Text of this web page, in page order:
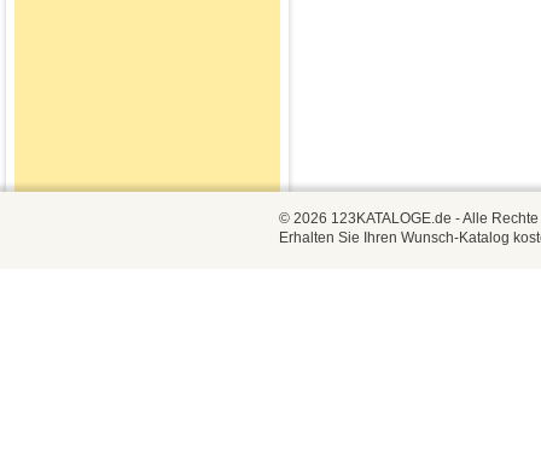
© 2026 123KATALOGE.de - Alle
Erhalten Sie Ihren Wunsch-Katalog